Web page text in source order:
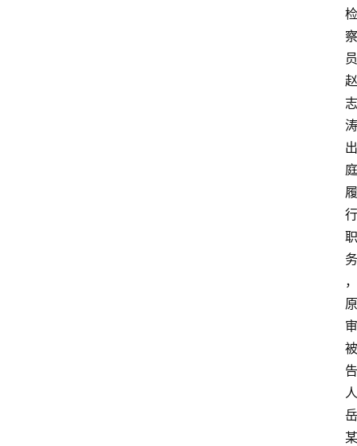
检
察
员
赵
志
涛
出
庭
履
行
职
务
，
原
审
被
告
人
岳
某